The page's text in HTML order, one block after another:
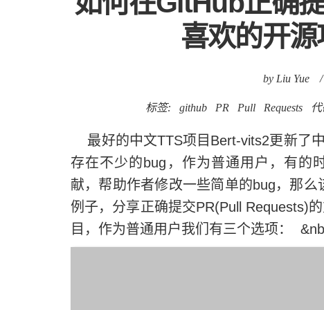
喜欢的开
by Liu Yue /
标签: github PR Pull Requests
最好的中文TTS项目Bert-vits2更新了
存在不少的bug，作为普通用户，有的
献，帮助作者修改一些简单的bug，那
例子，分享正确提交PR(Pull
目，作为普通用户我们有三个选项：